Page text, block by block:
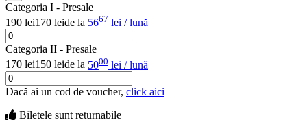
Categoria I - Presale
190 lei170 leide la 5667 lei / lună
Categoria II - Presale
170 lei150 leide la 5000 lei / lună
Dacă ai un cod de voucher, click aici
Biletele sunt returnabile